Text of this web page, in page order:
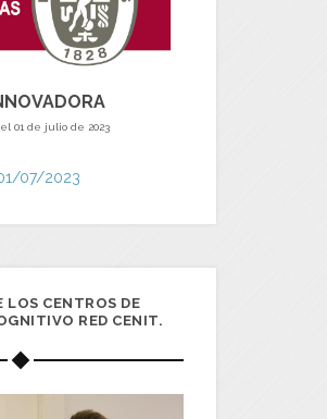
01 de julio de 2023
LOS CENTROS DE
RED CENIT.